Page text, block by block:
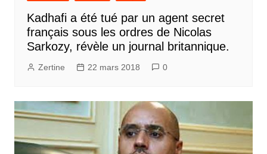
Kadhafi a été tué par un agent secret
français sous les ordres de Nicolas
Sarkozy, révèle un journal britannique.
Zertine 22 mars 2018 0